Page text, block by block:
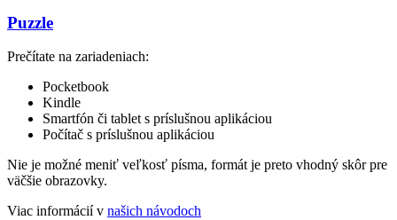
Puzzle
Prečítate na zariadeniach:
Pocketbook
Kindle
Smartfón či tablet s príslušnou aplikáciou
Počítač s príslušnou aplikáciou
Nie je možné meniť veľkosť písma, formát je preto vhodný skôr pre
väčšie obrazovky.
Viac informácií v našich návodoch